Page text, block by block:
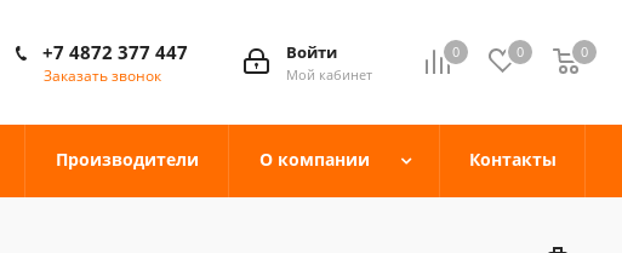
0 0 0
Войти
Мой кабинет
+7 4872 377 447
Заказать звонок
Производители О компании Контакты